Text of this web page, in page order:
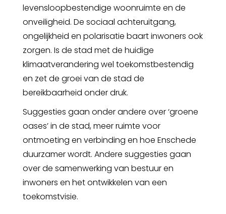
levensloopbestendige woonruimte en de
onveiligheid. De sociaal achteruitgang,
ongelijkheid en polarisatie baart inwoners ook
zorgen. Is de stad met de huidige
klimaatverandering wel toekomstbestendig
en zet de groei van de stad de
bereikbaarheid onder druk.
Suggesties gaan onder andere over ‘groene
oases’ in de stad, meer ruimte voor
ontmoeting en verbinding en hoe Enschede
duurzamer wordt. Andere suggesties gaan
over de samenwerking van bestuur en
inwoners en het ontwikkelen van een
toekomstvisie.